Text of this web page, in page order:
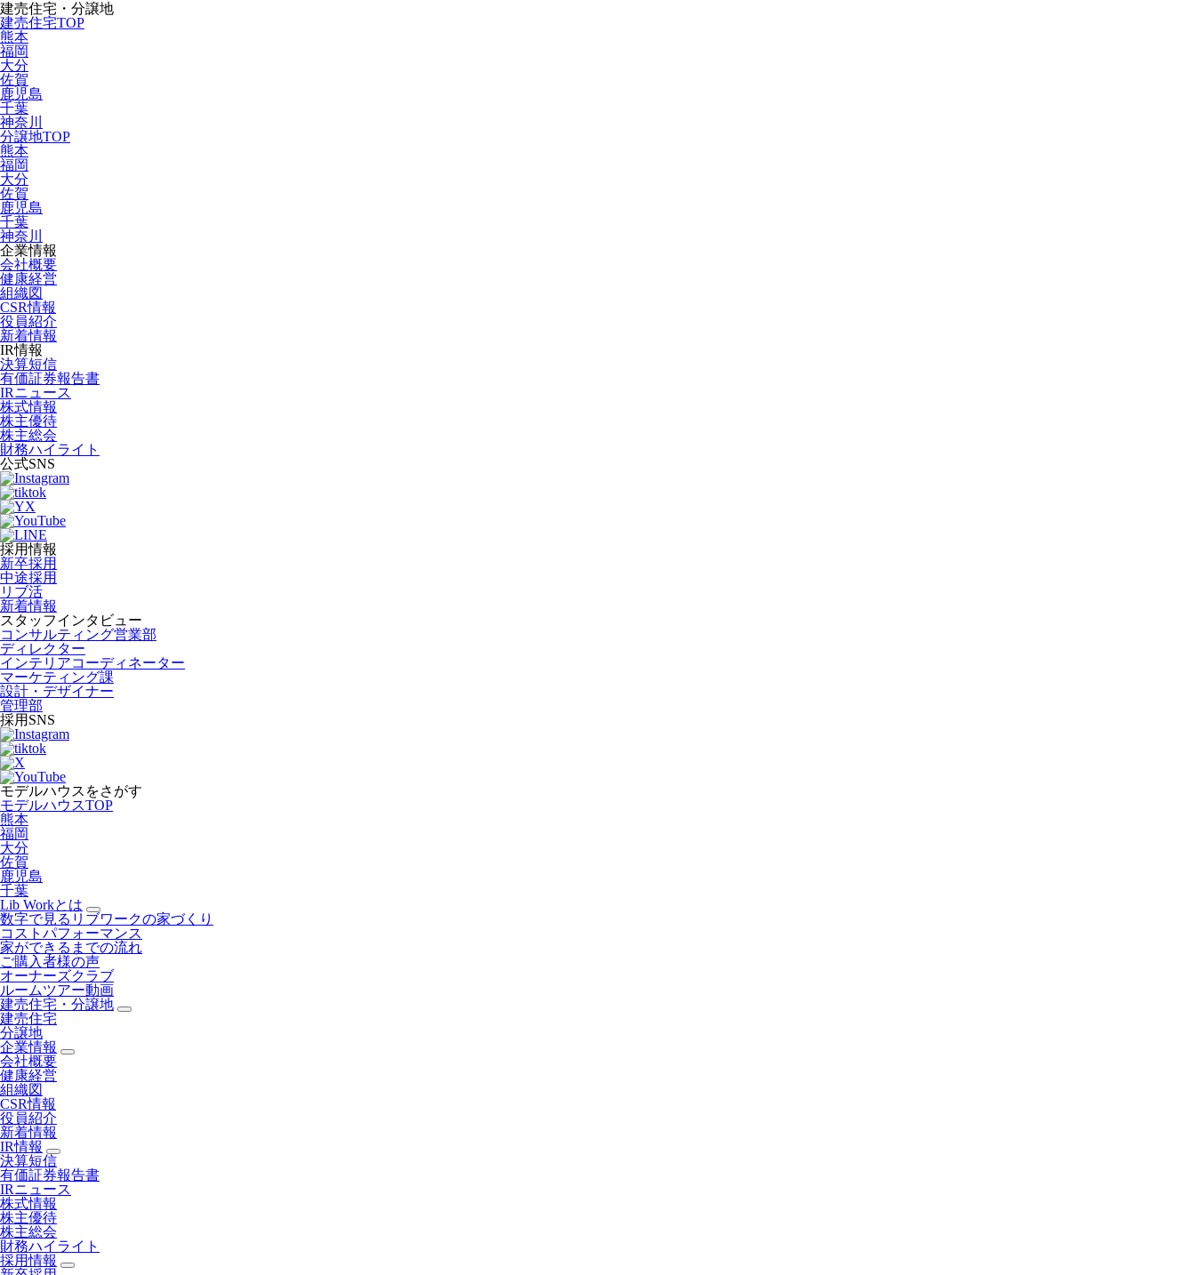
建売住宅・分譲地
建売住宅TOP
熊本
福岡
大分
佐賀
鹿児島
千葉
神奈川
分譲地TOP
熊本
福岡
大分
佐賀
鹿児島
千葉
神奈川
企業情報
会社概要
健康経営
組織図
CSR情報
役員紹介
新着情報
IR情報
決算短信
有価証券報告書
IRニュース
株式情報
株主優待
株主総会
財務ハイライト
公式SNS
採用情報
新卒採用
中途採用
リブ活
新着情報
スタッフインタビュー
コンサルティング営業部
ディレクター
インテリアコーディネーター
マーケティング課
設計・デザイナー
管理部
採用SNS
モデルハウスをさがす
モデルハウスTOP
熊本
福岡
大分
佐賀
鹿児島
千葉
Lib Workとは
数字で見るリブワークの家づくり
コストパフォーマンス
家ができるまでの流れ
ご購入者様の声
オーナーズクラブ
ルームツアー動画
建売住宅・分譲地
建売住宅
分譲地
企業情報
会社概要
健康経営
組織図
CSR情報
役員紹介
新着情報
IR情報
決算短信
有価証券報告書
IRニュース
株式情報
株主優待
株主総会
財務ハイライト
採用情報